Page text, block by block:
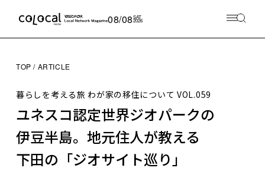
08/08SAT
2026
TOP ARTICLE
暮らしを考える旅 わが家の移住について VOL.059
ユネスコ認定世界ジオパークの
伊豆半島。地元住人が教える
下田の「ジオサイト巡り」